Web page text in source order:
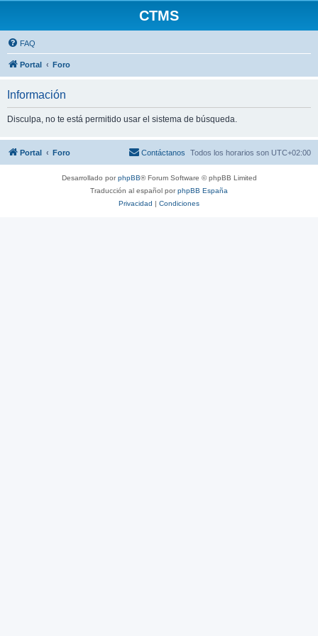
CTMS
FAQ
Portal Foro
Información
Disculpa, no te está permitido usar el sistema de búsqueda.
Portal Foro Todos los horarios son UTC+02:00
Contáctanos
Desarrollado porphpBB® Forum Software © phpBB Limited
Traducción al español porphpBB España
Privacidad | Condiciones